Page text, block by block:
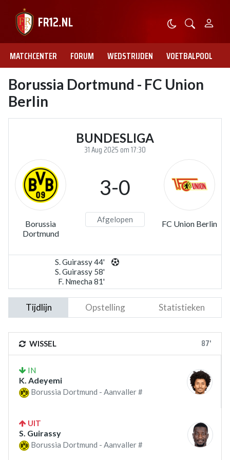
MATCHCENTER FORUM WEDSTRIJDEN VOETBALPOOL
Borussia Dortmund - FC Union
Berlin
BUNDESLIGA
31 Aug 2025 om 17:30
Borussia
Dortmund
3-0
Afgelopen FC Union Berlin
S. Guirassy 44'
S. Guirassy 58'
F. Nmecha 81'
Tijdlijn Opstelling Statistieken
WISSEL 87'
IN
K. Adeyemi
Borussia Dortmund - Aanvaller #
UIT
S. Guirassy
Borussia Dortmund - Aanvaller #